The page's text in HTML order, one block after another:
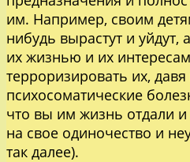
им. Например, своим
нибудь вырастут и
их жизнью и их
терроризировать их,
психосоматические
что вы им жизнь отдали
на свое одиночество и
так далее).